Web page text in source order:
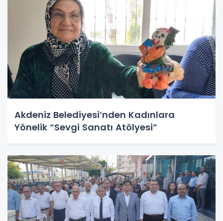
Akdeniz Belediyesi’nden Kadınlara
Yönelik “Sevgi Sanatı Atölyesi”